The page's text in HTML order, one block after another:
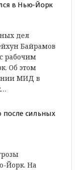
в Нью-Йорк
дел
Байрамов
рабочим
Об этом
МИД в
сильных
Йорк. На